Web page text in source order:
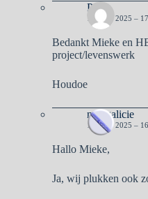
Pa
15 JULI 2025 –
Bedankt Mieke en
project/levenswerk
Houdoe
naargalicie
16 JULI 2025 –
Hallo Mieke,
Ja, wij plukken ook